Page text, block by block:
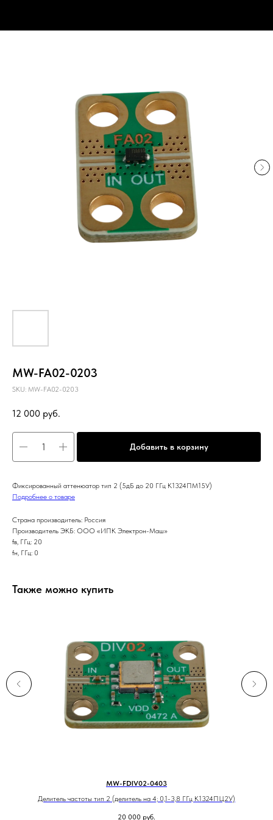
MW-FA02-0203
SKU: MW-FA02-0203
12 000 руб.
Добавить в корзину
Фиксированный аттенюатор тип 2 (5дБ до 20 ГГц К1324ПМ15У)
Подробнее о товаре
Страна производитель: Россия
Производитель ЭКБ: ООО «ИПК Электрон-Маш»
fв, ГГц: 20
fн, ГГц: 0
Также можно купить
MW-FDIV02-0403
Делитель частоты тип 2 (делитель на 4; 0,1-3,8 ГГц К1324ПЦ2У)
20 000 руб.